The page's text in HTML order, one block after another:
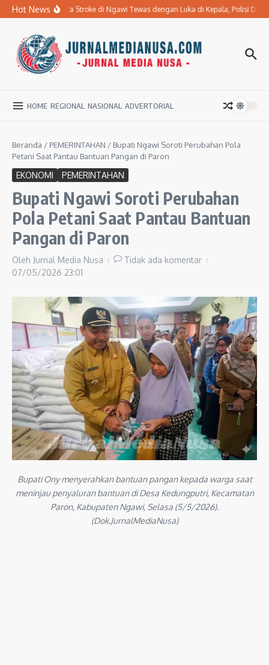
Lewati ke konten
Hot News
Ibu Penderita Stroke di Ngawi Tewas dengan Luka di Kepala, Polisi
HOME REGIONAL NASIONAL ADVERTORIAL
Beranda / PEMERINTAHAN / Bupati Ngawi Soroti Perubahan Pola
Petani Saat Pantau Bantuan Pangan di Paron
EKONOMI PEMERINTAHAN
Bupati Ngawi Soroti Perubahan
Pola Petani Saat Pantau Bantuan
Pangan di Paron
Oleh Jurnal Media Nusa
Tidak ada komentar
07/05/2026 23:01
Bupati Ony menyerahkan bantuan pangan kepada warga saat
meninjau penyaluran bantuan di Desa Kedungputri, Kecamatan
Paron, Kabupaten Ngawi, Selasa (5/5/2026).
(Dok.JurnalMediaNusa)